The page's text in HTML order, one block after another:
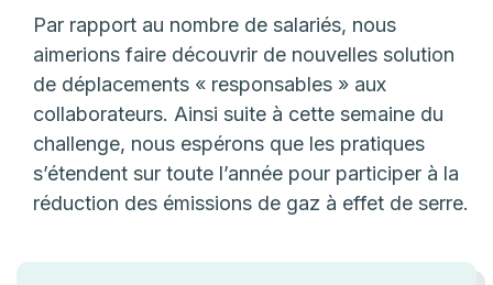
Par rapport au nombre de salariés, nous
aimerions faire découvrir de nouvelles solution
de déplacements « responsables » aux
collaborateurs. Ainsi suite à cette semaine du
challenge, nous espérons que les pratiques
s’étendent sur toute l’année pour participer à la
réduction des émissions de gaz à effet de serre.